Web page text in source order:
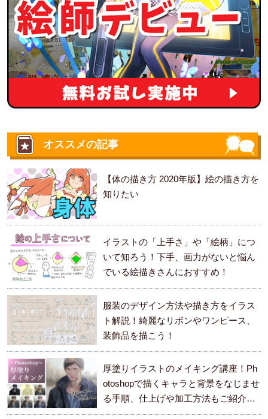
オススメの記事
【体の描き方 2020年版】絵の描き方を
知りたい
イラストの「上手さ」や「絵柄」につ
いて知ろう！下手、画力がないと悩ん
でいる絵描きさんにおすすめ！
服装のデザイン方法や描き方をイラス
ト解説！綺麗なリボンやワンピース、
装飾品を描こう！
厚塗りイラストのメイキング講座！Ph
otoshopで描くキャラと背景をなじませ
る手順、仕上げや加工方法もご紹介し
ます。